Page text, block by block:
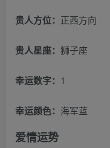
贵人方位： 正西方向
贵人星座： 狮子座
幸运数字： 1
幸运颜色： 海军蓝
爱情运势